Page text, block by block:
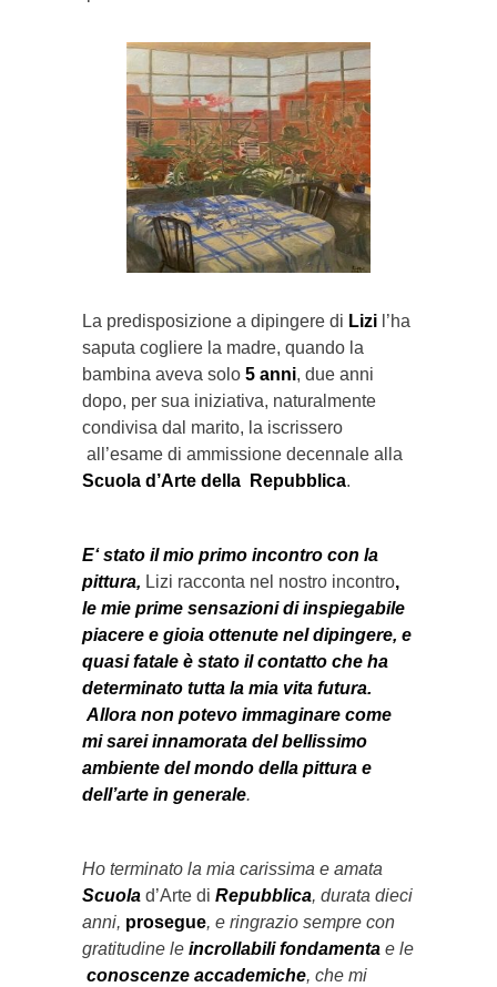
La predisposizione a dipingere di Lizi l’ha
saputa cogliere la madre, quando la
bambina aveva solo 5 anni, due anni
dopo, per sua iniziativa, naturalmente
condivisa dal marito, la iscrissero
all’esame di ammissione decennale alla
Scuola d’Arte della Repubblica.
E‘ stato il mio primo incontro con la
pittura, Lizi racconta nel nostro incontro,
le mie prime sensazioni di inspiegabile
piacere e gioia ottenute nel dipingere, e
quasi fatale è stato il contatto che ha
determinato tutta la mia vita futura.
Allora non potevo immaginare come
mi sarei innamorata del bellissimo
ambiente del mondo della pittura e
dell’arte in generale.
Ho terminato la mia carissima e amata
Scuola d’Arte di Repubblica, durata dieci
anni, prosegue, e ringrazio sempre con
gratitudine le incrollabili fondamenta e le
conoscenze accademiche, che mi